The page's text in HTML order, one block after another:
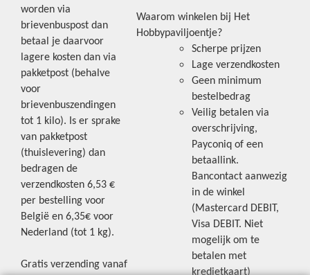
worden via
brievenbuspost dan
betaal je daarvoor
lagere kosten dan via
pakketpost (behalve
voor
brievenbuszendingen
tot 1 kilo). Is er sprake
van pakketpost
(thuislevering) dan
bedragen de
verzendkosten 6,53 €
per bestelling voor
België en 6,35€ voor
Nederland (tot 1 kg).
Gratis verzending vanaf
Waarom winkelen bij Het
Hobbypaviljoentje?
Scherpe prijzen
Lage verzendkosten
Geen minimum
bestelbedrag
Veilig betalen via
overschrijving,
Payconiq of een
betaallink.
Bancontact aanwezig
in de winkel
(Mastercard DEBIT,
Visa DEBIT. Niet
mogelijk om te
betalen met
kredietkaart)